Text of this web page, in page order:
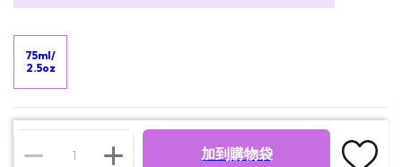
75ml/
2.5oz
加到購物袋